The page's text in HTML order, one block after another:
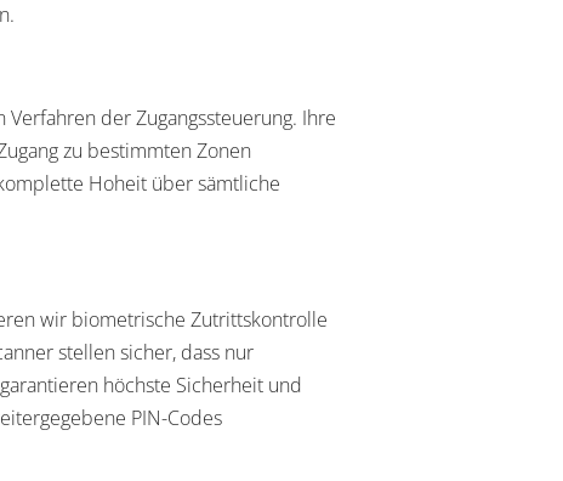
der Zugangssteuerung. Ihre
zu bestimmten Zonen
Hoheit über sämtliche
wir biometrische Zutrittskontrolle
stellen sicher, dass nur
höchste Sicherheit und
PIN-Codes